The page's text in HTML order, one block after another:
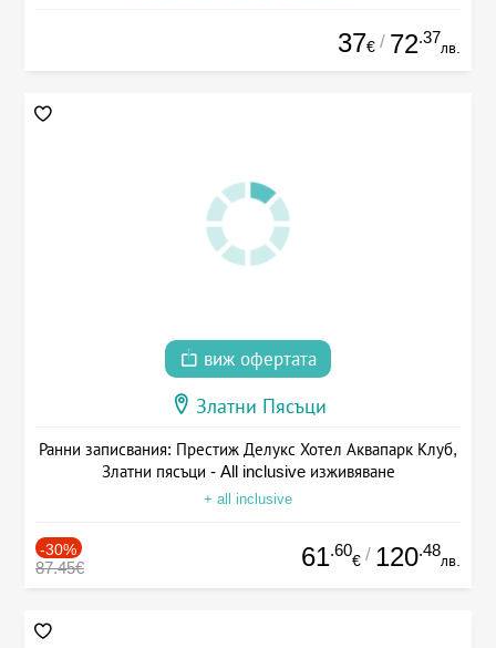
37€ / 72.37
лв.
виж офертата
Златни Пясъци
Ранни записвания: Престиж Делукс Хотел Аквапарк Клуб,
Златни пясъци - All inclusive изживяване
+ all inclusive
-30%
87.45€ 61.60
€ / 120.48
лв.